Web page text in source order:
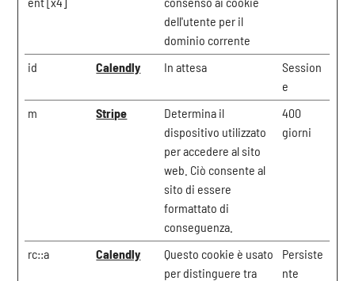
dell'utente per il
dominio corrente
id Calendly In attesa
Session
e
m
Stripe
Determina il
dispositivo utilizzato
per accedere al sito
web. Ciò consente al
sito di essere
formattato di
conseguenza.
400
giorni
rc::a Calendly
Questo cookie è usato
per distinguere tra
Persiste
nte